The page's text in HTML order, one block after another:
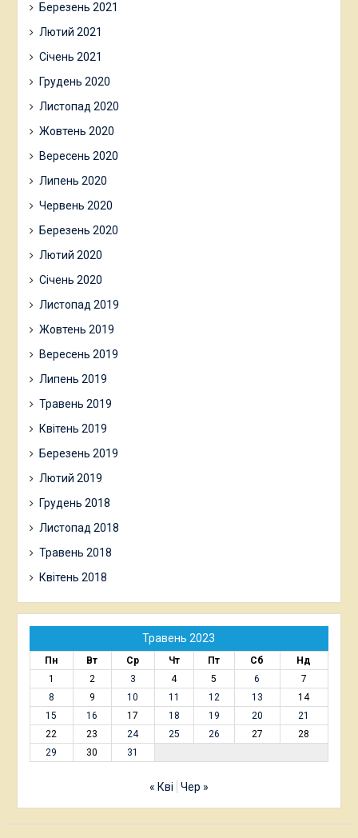
Березень 2021
Лютий 2021
Січень 2021
Грудень 2020
Листопад 2020
Жовтень 2020
Вересень 2020
Липень 2020
Червень 2020
Березень 2020
Лютий 2020
Січень 2020
Листопад 2019
Жовтень 2019
Вересень 2019
Липень 2019
Травень 2019
Квітень 2019
Березень 2019
Лютий 2019
Грудень 2018
Листопад 2018
Травень 2018
Квітень 2018
Травень 2023
Пн Вт Ср Чт Пт Сб
Нд
1
2 3 4 5 6
7
8
9 10 11 12 13
14
15
16 17 18 19 20
21
22
23 24 25 26 27
28
29
30 31
« Кві Чер »